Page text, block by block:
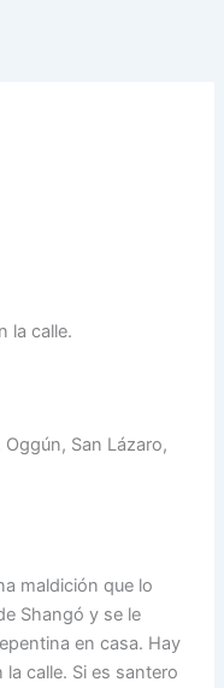
la calle.
San Lázaro,
maldición que lo
Shangó y se le
en casa. Hay
calle. Si es santero